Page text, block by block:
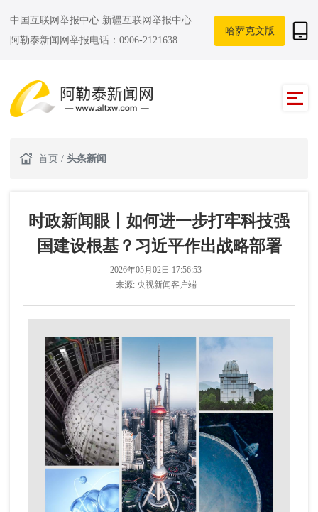
中国互联网举报中心 新疆互联网举报中心
阿勒泰新闻网举报电话：0906-2121638
哈萨克文版
首页 / 头条新闻
时政新闻眼丨如何进一步打牢科技强
国建设根基？习近平作出战略部署
2026年05月02日 17:56:53
来源: 央视新闻客户端